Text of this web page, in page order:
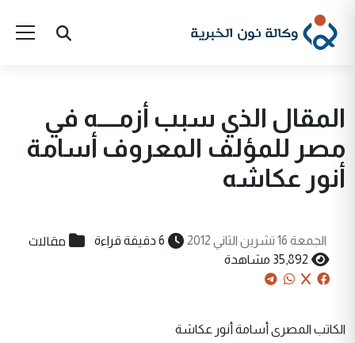
المقال الذي سبب أزمــــه في
مصر للمؤلف المعروف أسامة
أنور عكاشه
الجمعة 16 تشرين الثاني 2012 6 دقيقة قراءة مقالات
35,892 مشاهدة
الكاتب المصرى أسامة أنور عكاشة